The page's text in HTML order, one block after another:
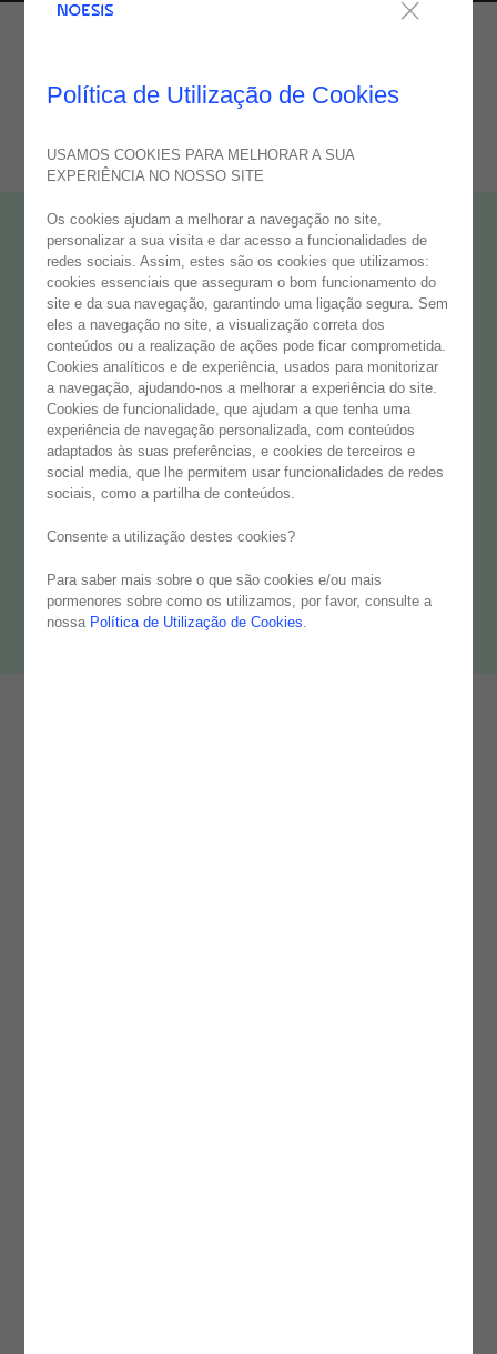
Política de Utilização de Cookies
USAMOS COOKIES PARA MELHORAR A SUA
EXPERIÊNCIA NO NOSSO SITE
Os cookies ajudam a melhorar a navegação no site,
personalizar a sua visita e dar acesso a funcionalidades de
redes sociais. Assim, estes são os cookies que utilizamos:
cookies essenciais que asseguram o bom funcionamento do
site e da sua navegação, garantindo uma ligação segura. Sem
eles a navegação no site, a visualização correta dos
conteúdos ou a realização de ações pode ficar comprometida.
Cookies analíticos e de experiência, usados para monitorizar
a navegação, ajudando-nos a melhorar a experiência do site.
Cookies de funcionalidade, que ajudam a que tenha uma
experiência de navegação personalizada, com conteúdos
adaptados às suas preferências, e cookies de terceiros e
social media, que lhe permitem usar funcionalidades de redes
sociais, como a partilha de conteúdos.
Consente a utilização destes cookies?
Para saber mais sobre o que são cookies e/ou mais
pormenores sobre como os utilizamos, por favor, consulte a
nossa Política de Utilização de Cookies.